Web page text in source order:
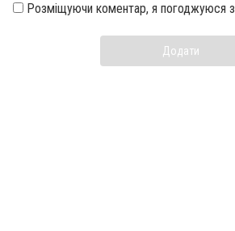
Розміщуючи коментар, я погоджуюся з
Додати